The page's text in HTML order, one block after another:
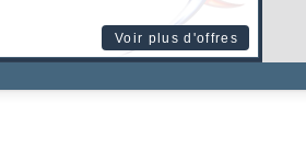
Voir plus d'offres